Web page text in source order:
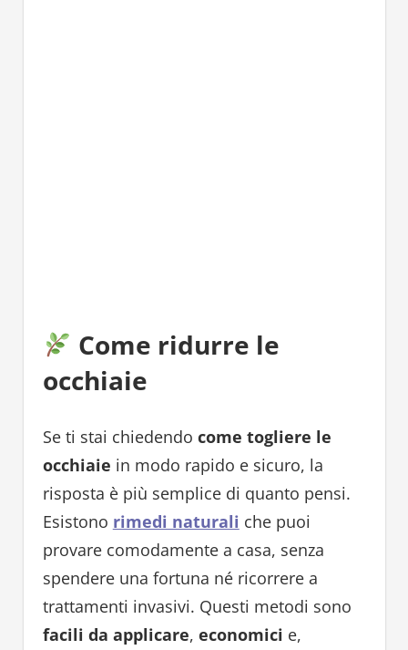
Come ridurre le
occhiaie
Se ti stai chiedendo come togliere le
occhiaie in modo rapido e sicuro, la
risposta è più semplice di quanto pensi.
Esistono rimedi naturali che puoi
provare comodamente a casa, senza
spendere una fortuna né ricorrere a
trattamenti invasivi. Questi metodi sono
facili da applicare, economici e,